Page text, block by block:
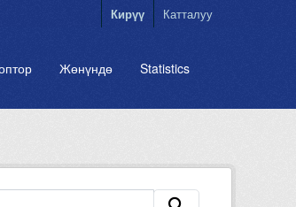
Кирүү Катталуу
Жөнүндө Statistics